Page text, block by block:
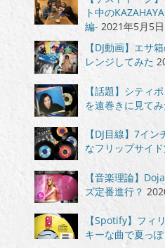
ト中の
編- 2021年5月5日
【DJ動画】エサ
レンジしてみた
【話題】シティ
を遠巻きに見て
【DJ目線】7イ
なフリップサイ
【音楽理論】
ズ定番進行？
【Spotify】フィ
キーな曲で夏っぽ